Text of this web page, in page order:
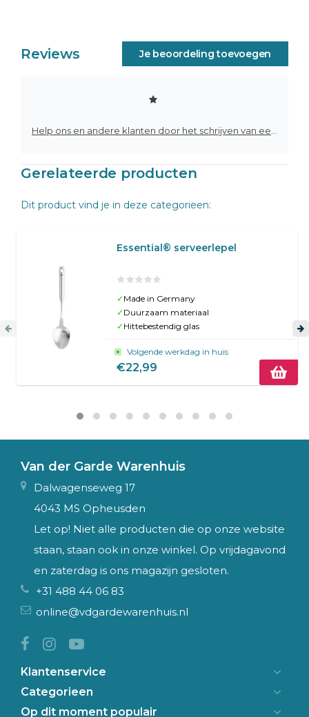
Reviews Je beoordeling toevoegen
Gerelateerde producten
Dit product vind je in deze categorieen:
Essential® serveerlepel
✓ Made in Germany
✓ Duurzaam materiaal
✓ Hittebestendig glas
Volgende werkdag in huis
€22,99
Van der Garde Warenhuis
Dalwagenseweg 17
4043 MS Opheusden
Let op! Niet alle producten die op onze website
staan, staan ook in onze winkel. Op vrijdagavond
en zaterdag is ons magazijn gesloten.
+31 488 44 06 83
online@vdgardewarenhuis.nl
Klantenservice
Categorieen
Op dit moment populair